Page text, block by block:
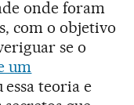
onde foram
com o objetivo
se o
um
teoria e